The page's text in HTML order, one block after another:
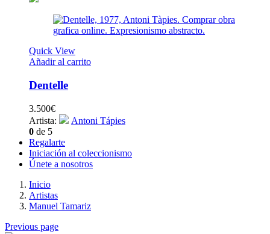
Quick View
Añadir al carrito
Dentelle
3.500€
Artista:
Antoni Tápies
0 de 5
Regalarte
Iniciación al coleccionismo
Únete a nosotros
Inicio
Artistas
Manuel Tamariz
Previous page